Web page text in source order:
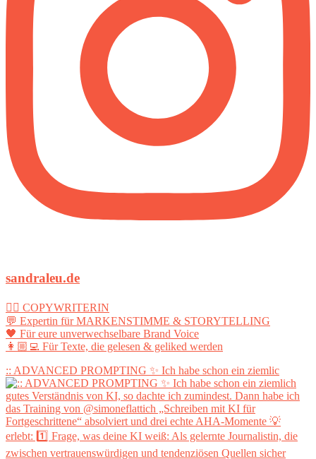
sandraleu.de
✍🏻 COPYWRITERIN
💬 Expertin für MARKENSTIMME & STORYTELLING
🖤 Für eure unverwechselbare Brand Voice
👩🏼‍💻 Für Texte, die gelesen & geliked werden
:: ADVANCED PROMPTING ✨ Ich habe schon ein ziemlic